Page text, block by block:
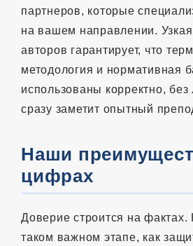
партнеров, которые
на вашем направлении.
авторов гарантирует, что
методология и нормативная
использованы корректно,
сразу заметит опытный
Наши
цифрах
Доверие строится на фактах.
таком важном этапе, как